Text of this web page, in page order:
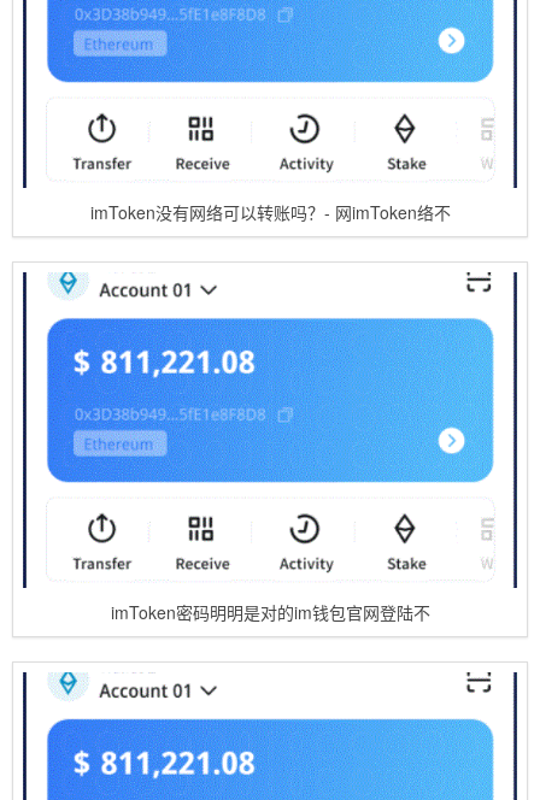
imToken没有网络可以转账吗？- 网imToken络不
imToken密码明明是对的im钱包官网登陆不